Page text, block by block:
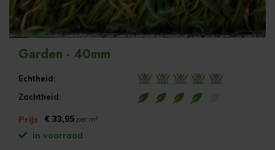
Garden - 40mm
Echtheid:
Zachtheid:
Prijs € 33,95 per m²
in voorraad